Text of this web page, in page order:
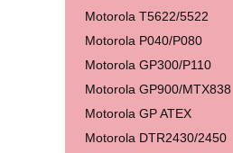
Motorola T5622/5522
Motorola P040/P080
Motorola GP300/P110
Motorola GP900/MTX838
Motorola GP ATEX
Motorola DTR2430/2450